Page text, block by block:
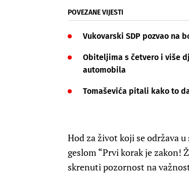
POVEZANE VIJESTI
Vukovarski SDP pozvao na
Obiteljima s četvero i više
automobila
Tomaševića pitali kako to
Hod za život koji se održava
geslom “Prvi korak je zakon!
skrenuti pozornost na